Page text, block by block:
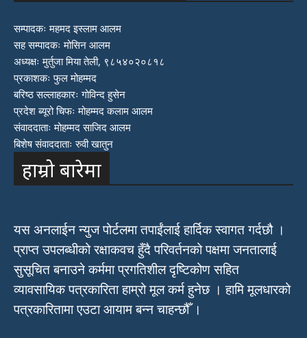
सम्पादकः महमद इस्लाम आलम
सह सम्पादकः मोसिन आलम
अध्यक्षः मुर्तुजा मिया तेली, ९८५४०२०८१८
प्रकाशकः फुल मोहम्मद
बरिष्ठ सल्लाहकारः गोविन्द हुसेन
प्रदेश ब्यूरो चिफः मोहम्मद कलाम आलम
संवाददाताः मोहम्मद साजिद आलम
बिशेष संवाददाताः रुवी खातुन
हाम्रो बारेमा
यस अनलाईन न्युज पोर्टलमा तपाईंलाई हार्दिक स्वागत गर्दछौ ।
प्राप्त उपलब्धीको रक्षाकवच हुँदै परिवर्तनको पक्षमा जनतालाई
सुसूचित बनाउने कर्ममा प्रगतिशील दृष्टिकोण सहित
व्यावसायिक पत्रकारिता हाम्रो मूल कर्म हुनेछ । हामि मूलधारको
पत्रकारितामा एउटा आयाम बन्न चाहन्छौँ ।